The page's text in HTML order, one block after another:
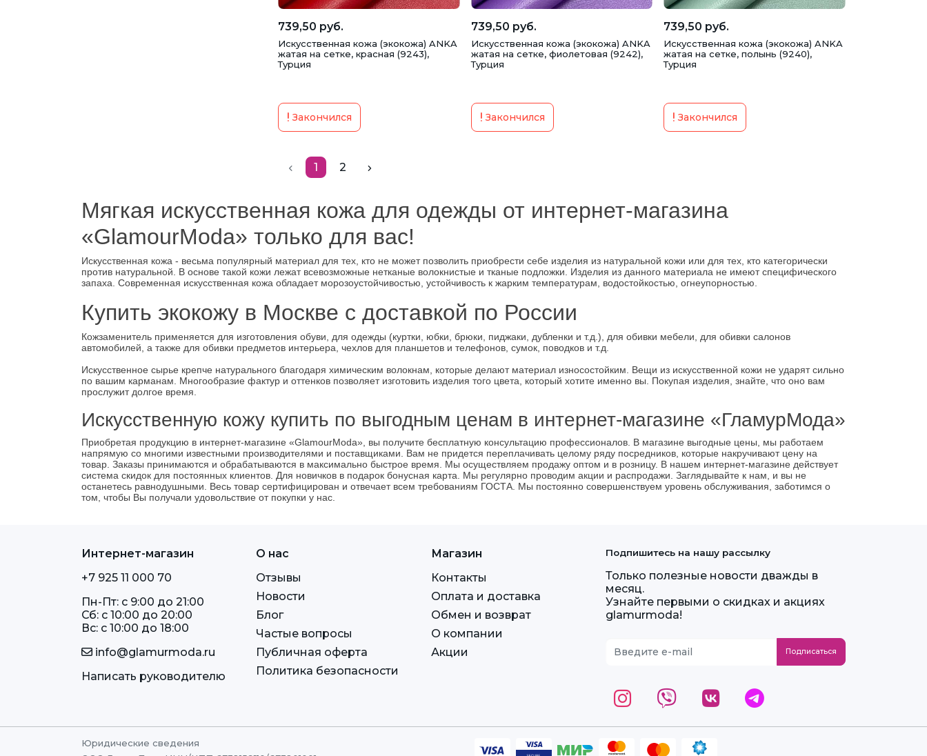
739,50 руб.
Искусственная кожа (экокожа) ANKA
жатая на сетке, красная (9243),
Турция
Закончился
739,50 руб.
Искусственная кожа (экокожа) ANKA
жатая на сетке, фиолетовая (9242),
Турция
Закончился
739,50 руб.
Искусственная кожа (экокожа) ANKA
жатая на сетке, полынь (9240),
Турция
Закончился
1 2
Мягкая искусственная кожа для одежды от интернет-магазина
«GlamourModa» только для вас!
Искусственная кожа - весьма популярный материал для тех, кто не может позволить приобрести себе изделия из натуральной кожи или для тех, кто категорически
против натуральной. В основе такой кожи лежат всевозможные нетканые волокнистые и тканые подложки. Изделия из данного материала не имеют специфического
запаха. Современная искусственная кожа обладает морозоустойчивостью, устойчивость к жарким температурам, водостойкостью, огнеупорностью.
Купить экокожу в Москве с доставкой по России
Кожзаменитель применяется для изготовления обуви, для одежды (куртки, юбки, брюки, пиджаки, дубленки и т.д.), для обивки мебели, для обивки салонов
автомобилей, а также для обивки предметов интерьера, чехлов для планшетов и телефонов, сумок, поводков и т.д.
Искусственное сырье крепче натурального благодаря химическим волокнам, которые делают материал износостойким. Вещи из искусственной кожи не ударят сильно
по вашим карманам. Многообразие фактур и оттенков позволяет изготовить изделия того цвета, который хотите именно вы. Покупая изделия, знайте, что оно вам
прослужит долгое время.
Искусственную кожу купить по выгодным ценам в интернет-магазине «ГламурМода»
Приобретая продукцию в интернет-магазине «GlamourModa», вы получите бесплатную консультацию профессионалов. В магазине выгодные цены, мы работаем
напрямую со многими известными производителями и поставщиками. Вам не придется переплачивать целому ряду посредников, которые накручивают цену на
товар. Заказы принимаются и обрабатываются в максимально быстрое время. Мы осуществляем продажу оптом и в розницу. В нашем интернет-магазине действует
система скидок для постоянных клиентов. Для новичков в подарок бонусная карта. Мы регулярно проводим акции и распродажи. Заглядывайте к нам, и вы не
останетесь равнодушными. Весь товар сертифицирован и отвечает всем требованиям ГОСТА. Мы постоянно совершенствуем уровень обслуживания, заботимся о
том, чтобы Вы получали удовольствие от покупки у нас.
Интернет-магазин
+7 925 11 000 70
Пн-Пт: c 9:00 до 21:00
Сб: c 10:00 до 20:00
Вс: c 10:00 до 18:00
info@glamurmoda.ru
Написать руководителю
О нас
Отзывы
Новости
Блог
Частые вопросы
Публичная оферта
Политика безопасности
Магазин
Контакты
Оплата и доставка
Обмен и возврат
О компании
Акции
Подпишитесь на нашу рассылку
Только полезные новости дважды в
месяц.
Узнайте первыми о скидках и акциях
glamurmoda!
Юридические сведения